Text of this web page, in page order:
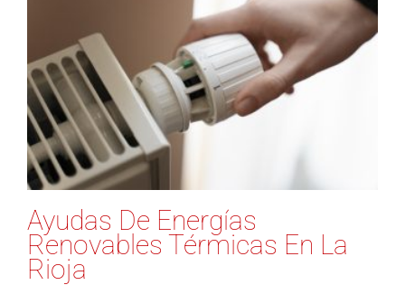
Ayudas De Energías
Renovables Térmicas En La
Rioja